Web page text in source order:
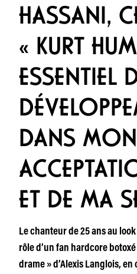
HASSANI,
« KURT
ESSENTIEL
DANS MON
ET DE MA
Le chanteur de 25 ans au
rôle d’un fan hardcore
drame » d’Alexis Langlois,